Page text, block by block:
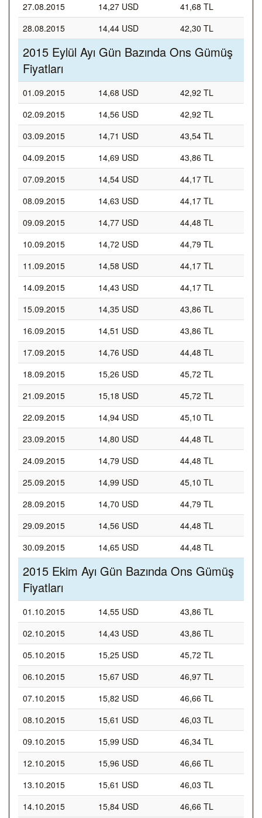
27.08.2015
14,27 USD
41,68 TL
28.08.2015
14,44 USD 42,30 TL
2015 Eylül Ayı Gün Bazında Ons Gümüş
Fiyatları
01.09.2015 14,68 USD
42,92 TL
02.09.2015
14,56 USD
42,92 TL
03.09.2015
14,71 USD
43,54 TL
04.09.2015
14,69 USD
43,86 TL
07.09.2015
14,54 USD
44,17 TL
08.09.2015
14,63 USD
44,17 TL
09.09.2015
14,77 USD
44,48 TL
10.09.2015
14,72 USD
44,79 TL
11.09.2015
14,58 USD
44,17 TL
14.09.2015
14,43 USD
44,17 TL
15.09.2015
14,35 USD
43,86 TL
16.09.2015
14,51 USD
43,86 TL
17.09.2015
14,76 USD
44,48 TL
18.09.2015
15,26 USD
45,72 TL
21.09.2015
15,18 USD
45,72 TL
22.09.2015
14,94 USD
45,10 TL
23.09.2015
14,80 USD
44,48 TL
24.09.2015
14,79 USD
44,48 TL
25.09.2015
14,99 USD
45,10 TL
28.09.2015
14,70 USD
44,79 TL
29.09.2015
14,56 USD
44,48 TL
30.09.2015
14,65 USD 44,48 TL
2015 Ekim Ayı Gün Bazında Ons Gümüş
Fiyatları
01.10.2015 14,55 USD
43,86 TL
02.10.2015
14,43 USD
43,86 TL
05.10.2015
15,25 USD
45,72 TL
06.10.2015
15,67 USD
46,97 TL
07.10.2015
15,82 USD
46,66 TL
08.10.2015
15,61 USD
46,03 TL
09.10.2015
15,99 USD
46,34 TL
12.10.2015
15,96 USD
46,66 TL
13.10.2015
15,61 USD
46,03 TL
14.10.2015
15,84 USD
46,66 TL